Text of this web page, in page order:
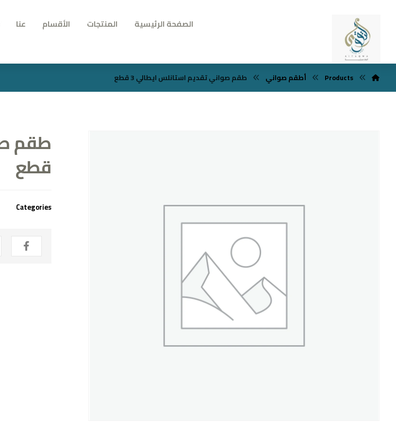
الصفحة الرئيسية المنتجات الأقسام عنا
Products أطقم صواني طقم صواني تقديم استانلس ايطالي 3 قطع
قطع
Categories